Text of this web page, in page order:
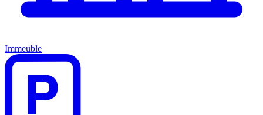
Immeuble